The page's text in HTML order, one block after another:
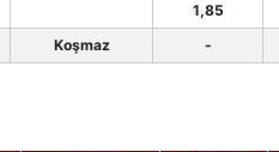
1,85
Koşmaz -